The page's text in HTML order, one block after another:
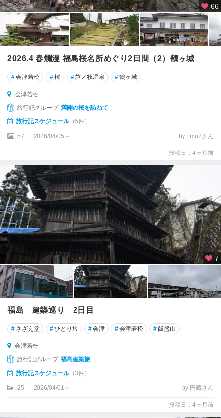
66
2026.4 春爛漫 福島桜名所めぐり2日間（2）鶴ヶ城
#会津若松 #桜 #芦ノ牧温泉 #鶴ヶ城
会津若松
旅行記グループ 満開の桜を訪ねて
旅行記スケジュール（5件）
57 2026/04/05～ by +mo2さん
投稿日：4ヶ月前
7
福島 建築巡り 2日目
# さざえ堂 #ひとり旅 #会津 #会津若松 #飯盛山
会津若松
旅行記グループ 福島建築旅
旅行記スケジュール（3件）
25 2026/04/01～ by 円蔵さん
投稿日：4ヶ月前